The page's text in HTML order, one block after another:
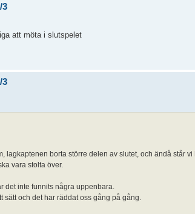
3
att möta i slutspelet
3
lagkaptenen borta större delen av slutet, och ändå står
vara stolta över.
det inte funnits några uppenbara.
sätt och det har räddat oss gång på gång.